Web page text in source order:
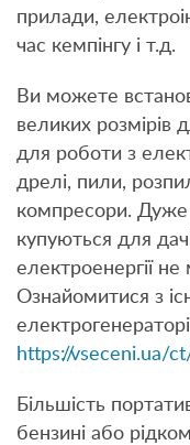
прилади,
час кемпінгу і т.д.
Ви можете
великих розмірів
для роботи з
дрелі, пили,
компресори. Дуже
купуються для
електроенергії не
Ознайомитися з
https://vseceni.ua/
Більшість
бензині або